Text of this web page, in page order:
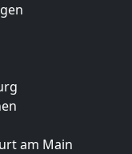
am Main